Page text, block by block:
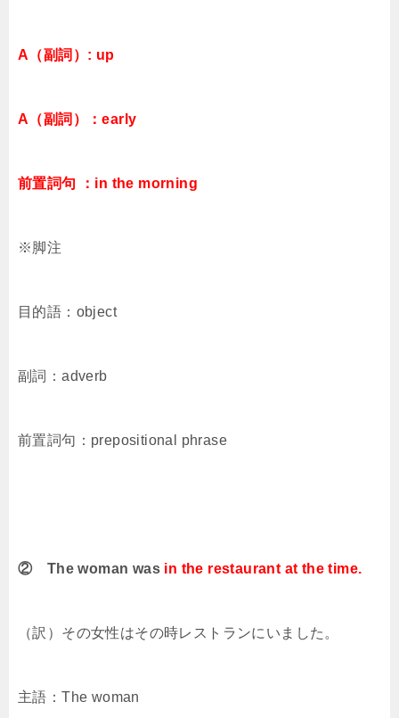
A（副詞）: up
A（副詞）：early
前置詞句 ：in the morning
※脚注
目的語：object
副詞：adverb
前置詞句：prepositional phrase
② The woman was in the restaurant at the time.
（訳）その女性はその時レストランにいました。
主語：The woman